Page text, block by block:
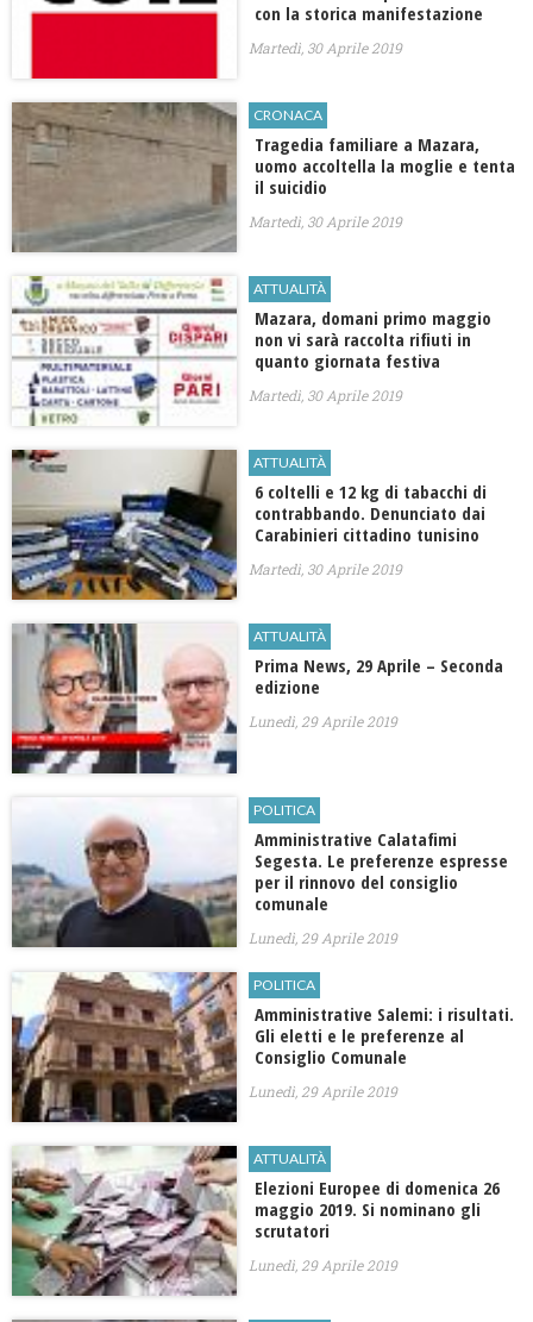
con la storica manifestazione
Martedì, 30 Aprile 2019
CRONACA
Tragedia familiare a Mazara,
uomo accoltella la moglie e tenta
il suicidio
Martedì, 30 Aprile 2019
ATTUALITÀ
Mazara, domani primo maggio
non vi sarà raccolta rifiuti in
quanto giornata festiva
Martedì, 30 Aprile 2019
ATTUALITÀ
6 coltelli e 12 kg di tabacchi di
contrabbando. Denunciato dai
Carabinieri cittadino tunisino
Martedì, 30 Aprile 2019
ATTUALITÀ
Prima News, 29 Aprile – Seconda
edizione
Lunedì, 29 Aprile 2019
POLITICA
Amministrative Calatafimi
Segesta. Le preferenze espresse
per il rinnovo del consiglio
comunale
Lunedì, 29 Aprile 2019
POLITICA
Amministrative Salemi: i risultati.
Gli eletti e le preferenze al
Consiglio Comunale
Lunedì, 29 Aprile 2019
ATTUALITÀ
Elezioni Europee di domenica 26
maggio 2019. Si nominano gli
scrutatori
Lunedì, 29 Aprile 2019